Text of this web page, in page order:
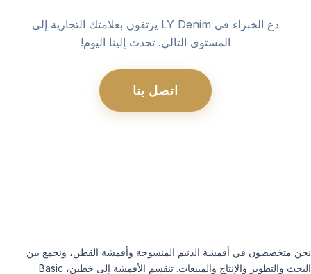
دع الخبراء في LY Denim يرتقون بعلامتك التجارية إلى
المستوى التالي. تحدث إلينا اليوم!
اتصل بنا
نحن متخصصون في أقمشة الدنيم المنسوجة وأقمشة القطن، ونجمع بين
البحث والتطوير والإنتاج والمبيعات. تنقسم الأقمشة إلى خطين، Basic